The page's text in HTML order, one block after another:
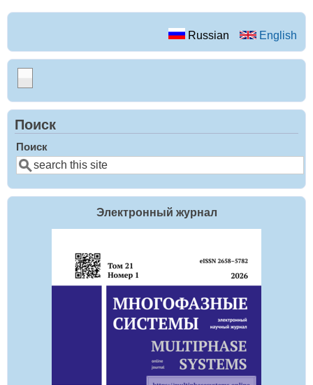
Russian English
Поиск
Поиск
Электронный журнал